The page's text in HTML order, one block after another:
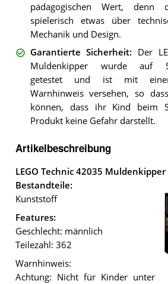
pädagogischen Wert, denn
spielerisch etwas über
Mechanik und Design.
Garantierte Sicherheit: Der
Muldenkipper wurde auf
getestet und ist mit
Warnhinweis versehen, so
können, dass ihr Kind beim
Produkt keine Gefahr darstellt.
Artikelbeschreibung
LEGO Technic 42035 Muldenkipper
Bestandteile:
Kunststoff
Features:
Geschlecht: männlich
Teilezahl: 362
Warnhinweis:
Achtung: Nicht für Kinder unter